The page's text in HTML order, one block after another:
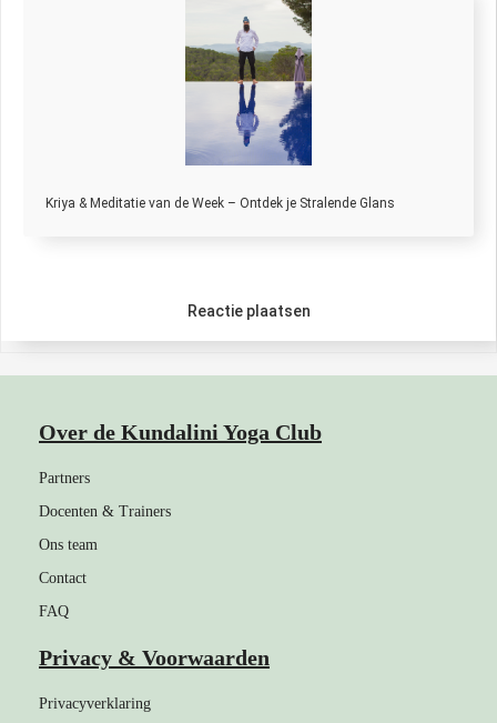
Kriya & Meditatie van de Week – Ontdek je Stralende Glans
Reactie plaatsen
Over de Kundalini Yoga Club
Partners
Docenten & Trainers
Ons team
Contact
FAQ
Privacy & Voorwaarden
Privacyverklaring